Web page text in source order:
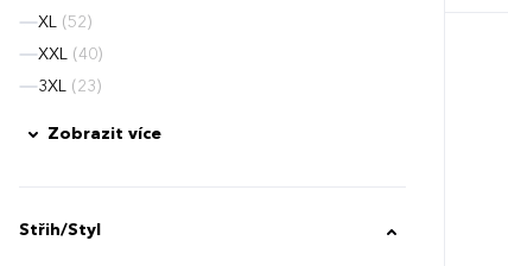
XL (52)
XXL (40)
3XL (23)
Zobrazit více
Střih/Styl